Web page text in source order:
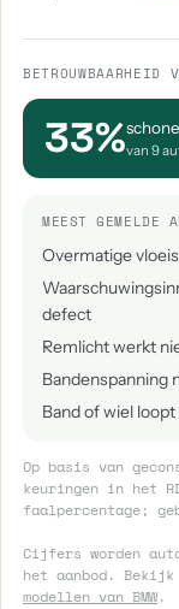
BETROUWBAARHEID
33%van 9
MEEST GEMELDE
Overmatige
defect
Remlicht werkt
Bandenspanning
Band of wiel
Op basis van
keuringen in het
faalpercentage;
Cijfers worden
het aanbod.
modellen van BMW.